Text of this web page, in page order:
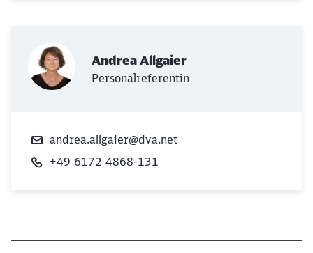
Andrea Allgaier
Personalreferentin
andrea.allgaier@dva.net
+49 6172 4868-131